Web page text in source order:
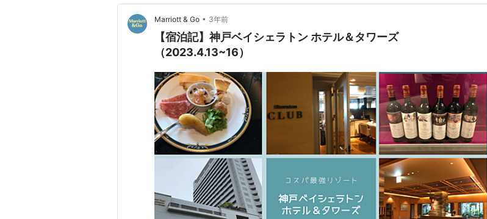
Marriott & Go • 3年前
【宿泊記】神戸ベイシェラトン ホテル＆タワーズ
（2023.4.13~16）